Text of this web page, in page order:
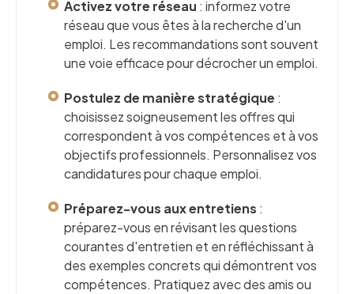
Activez votre réseau : informez votre
réseau que vous êtes à la recherche d'un
emploi. Les recommandations sont souvent
une voie efficace pour décrocher un emploi.
Postulez de manière stratégique :
choisissez soigneusement les offres qui
correspondent à vos compétences et à vos
objectifs professionnels. Personnalisez vos
candidatures pour chaque emploi.
Préparez-vous aux entretiens :
préparez-vous en révisant les questions
courantes d'entretien et en réfléchissant à
des exemples concrets qui démontrent vos
compétences. Pratiquez avec des amis ou